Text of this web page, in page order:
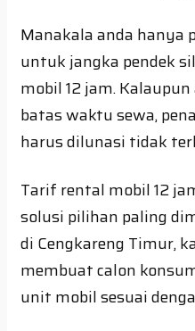
Manakala anda hanya
untuk jangka pendek
mobil 12 jam.
batas waktu sewa,
harus dilunasi tidak
Tarif rental mobil 12
solusi pilihan paling
di Cengkareng Timur,
membuat calon
unit mobil sesuai